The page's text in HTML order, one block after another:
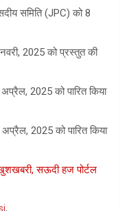
समिति (JPC) को 8
2025 को प्रस्तुत की
2025 को पारित किया
2025 को पारित किया
सऊदी हज पोर्टल
,